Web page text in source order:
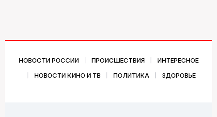
НОВОСТИ РОССИИ ПРОИСШЕСТВИЯ
ИНТЕРЕСНОЕ
НОВОСТИ КИНО И ТВ
ПОЛИТИКА ЗДОРОВЬЕ